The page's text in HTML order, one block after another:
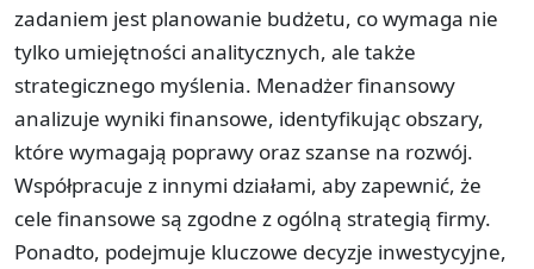
zadaniem jest planowanie budżetu, co wymaga nie
tylko umiejętności analitycznych, ale także
strategicznego myślenia. Menadżer finansowy
analizuje wyniki finansowe, identyfikując obszary,
które wymagają poprawy oraz szanse na rozwój.
Współpracuje z innymi działami, aby zapewnić, że
cele finansowe są zgodne z ogólną strategią firmy.
Ponadto, podejmuje kluczowe decyzje inwestycyjne,